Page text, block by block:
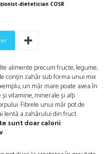
dietetician COSR
alimente precum fructe, legume,
conțin zahăr sub forma unui mix
un măr mare poate avea în
vitamine, minerale și alți
Fibrele unui măr pot de
lentă a zahărului din fruct.
sunt doar calorii